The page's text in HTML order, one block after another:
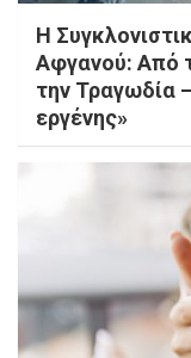
Η
Αφγανού: Από
την Τραγωδία
εργένης»